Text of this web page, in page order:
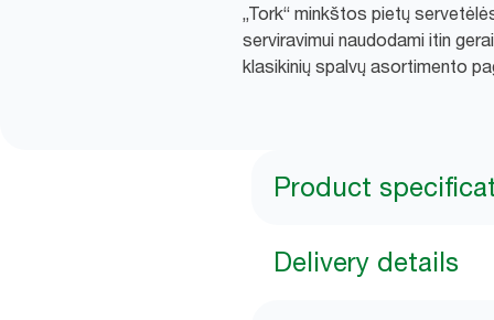
„Tork“ minkštos pietų
serviravimui naudodami itin
klasikinių spalvų asortimento
Product
Delivery details